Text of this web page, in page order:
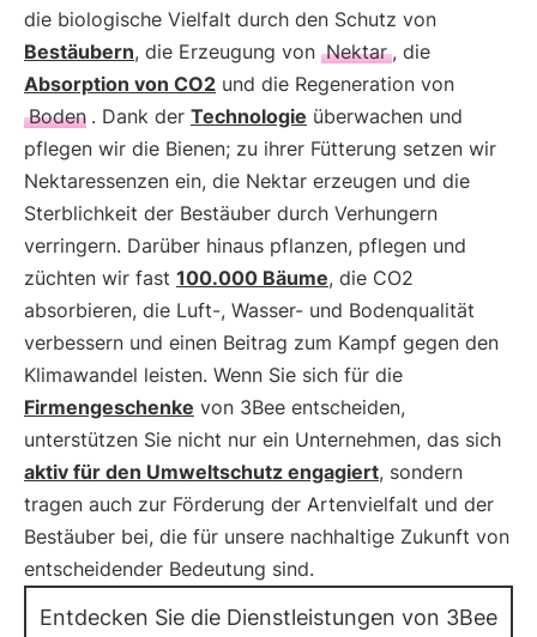
die biologische Vielfalt durch den Schutz von
Bestäubern, die Erzeugung von Nektar , die
Absorption von CO2 und die Regeneration von
Boden . Dank der Technologie überwachen und
pflegen wir die Bienen; zu ihrer Fütterung setzen wir
Nektaressenzen ein, die Nektar erzeugen und die
Sterblichkeit der Bestäuber durch Verhungern
verringern. Darüber hinaus pflanzen, pflegen und
züchten wir fast 100.000 Bäume, die CO2
absorbieren, die Luft-, Wasser- und Bodenqualität
verbessern und einen Beitrag zum Kampf gegen den
Klimawandel leisten. Wenn Sie sich für die
Firmengeschenke von 3Bee entscheiden,
unterstützen Sie nicht nur ein Unternehmen, das sich
aktiv für den Umweltschutz engagiert, sondern
tragen auch zur Förderung der Artenvielfalt und der
Bestäuber bei, die für unsere nachhaltige Zukunft von
entscheidender Bedeutung sind.
Entdecken Sie die Dienstleistungen von 3Bee